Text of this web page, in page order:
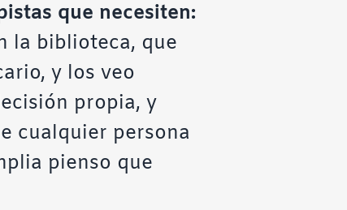
que necesiten:
la biblioteca, que
y los veo
propia, y
cualquier persona
pienso que